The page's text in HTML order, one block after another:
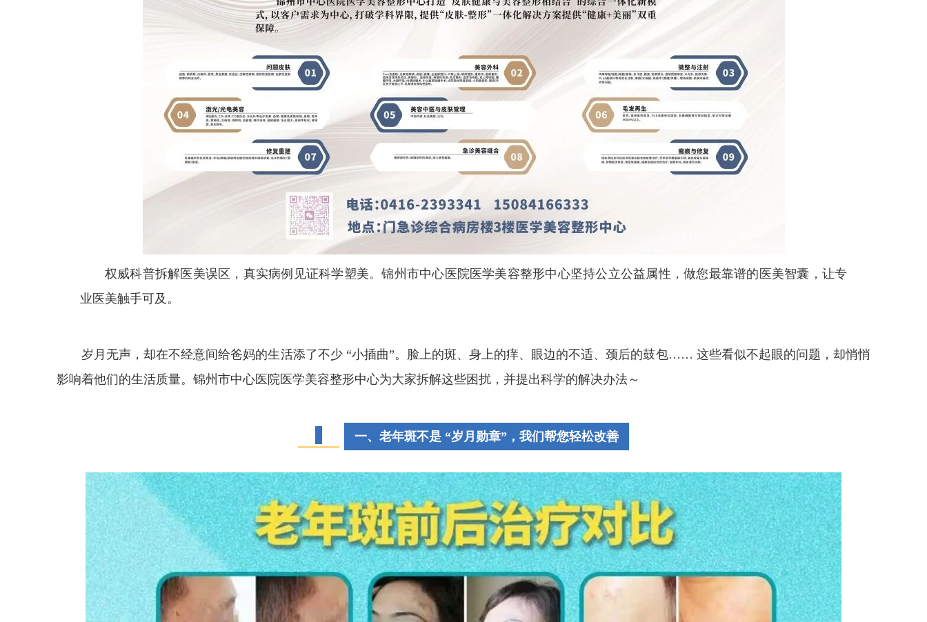
权威科普拆解医美误区，真实病例见证科学塑美。锦州市中心医院医学美容整形中心坚持公立公益属性，做您最靠谱的医美智囊，让专
业医美触手可及。
岁月无声，却在不经意间给爸妈的生活添了不少 “小插曲”。脸上的斑、身上的痒、眼边的不适、颈后的鼓包…… 这些看似不起眼的问题，却悄悄
影响着他们的生活质量。锦州市中心医院医学美容整形中心为大家拆解这些困扰，并提出科学的解决办法～
一、老年斑不是 “岁月勋章”，我们帮您轻松改善